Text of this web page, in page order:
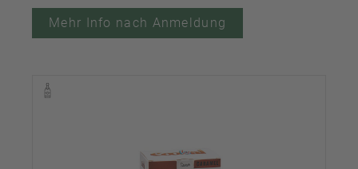
Mehr Info nach Anmeldung